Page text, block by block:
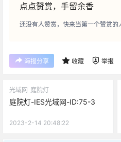
点点赞赏，手留余香
还没有人赞赏，快来当第一个赞赏的
海报分享 收藏 举报
光域网 庭院灯
庭院灯-IES光域网-ID:75-3
2023-2-14 20:48:22